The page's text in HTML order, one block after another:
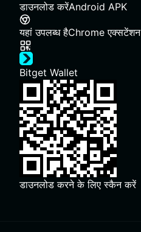
डाउनलोड करेंAndroid APK
यहां उपलब्ध हैChrome एक्सटेंशन
Bitget Wallet
डाउनलोड करने के लिए स्कैन करें